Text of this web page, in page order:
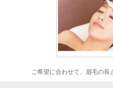
ご希望に合わせて、眉毛の長